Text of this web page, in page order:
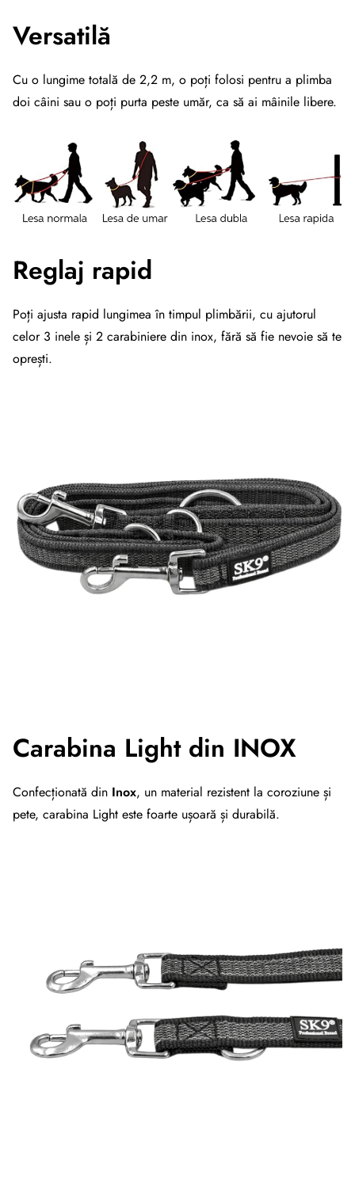
Versatilă
Cu o lungime totală de 2,2 m, o poți folosi pentru a plimba
doi câini sau o poți purta peste umăr, ca să ai mâinile libere.
Reglaj rapid
Poți ajusta rapid lungimea în timpul plimbării, cu ajutorul
celor 3 inele și 2 carabiniere din inox, fără să fie nevoie să te
oprești.
Carabina Light din INOX
Confecționată din Inox, un material rezistent la coroziune și
pete, carabina Light este foarte ușoară și durabilă.